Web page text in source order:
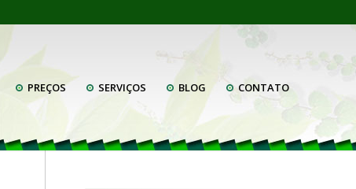
PREÇOS SERVIÇOS BLOG CONTATO